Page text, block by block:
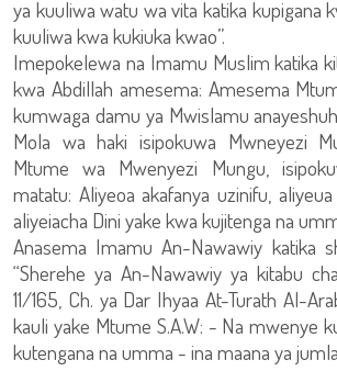
ya kuuliwa watu wa vita katika kupigana
kuuliwa kwa kukiuka kwao”.
Imepokelewa na Imamu Muslim katika
kwa Abdillah amesema: Amesema
kumwaga damu ya Mwislamu
Mola wa haki isipokuwa Mwneyezi
Mtume wa Mwenyezi Mungu,
matatu: Aliyeoa akafanya uzinifu,
aliyeiacha Dini yake kwa kujitenga na
Anasema Imamu An-Nawawiy katika
“Sherehe ya An-Nawawiy ya kitabu
11/165, Ch. ya Dar Ihyaa At-Turath Al-
kauli yake Mtume S.A.W: - Na mwenye
kutengana na umma - ina maana ya